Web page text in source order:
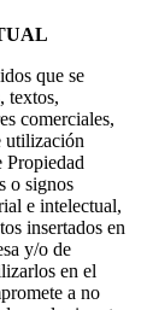
que se
textos,
comerciales,
utilización
Propiedad
o signos
e intelectual,
insertados en
y/o de
en el
a no